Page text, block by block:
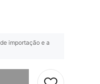
importação e a